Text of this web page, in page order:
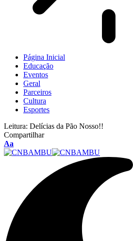
Página Inicial
Educação
Eventos
Geral
Parceiros
Cultura
Esportes
Leitura: Delícias da Pão Nosso!!
Compartilhar
Aa